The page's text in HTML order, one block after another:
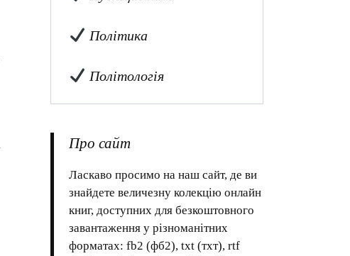
Політика
Політологія
Про сайт
Ласкаво просимо на наш сайт, де ви
знайдете величезну колекцію онлайн
книг, доступних для безкоштовного
завантаження у різноманітних
форматах: fb2 (фб2), txt (тхт), rtf